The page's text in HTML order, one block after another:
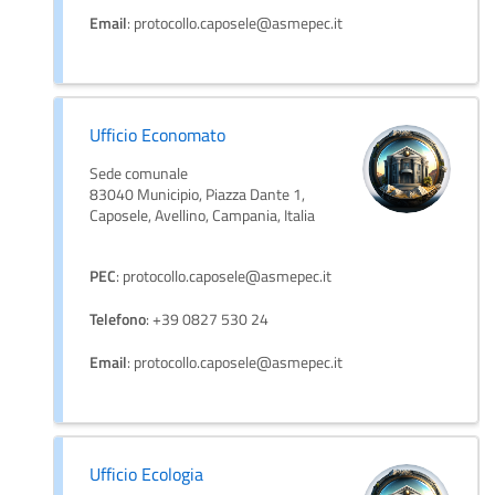
Email: protocollo.caposele@asmepec.it
Ufficio Economato
Sede comunale
83040 Municipio, Piazza Dante 1,
Caposele, Avellino, Campania, Italia
PEC: protocollo.caposele@asmepec.it
Telefono: +39 0827 530 24
Email: protocollo.caposele@asmepec.it
Ufficio Ecologia